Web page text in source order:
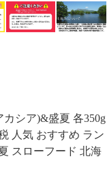
シア)&盛夏 各350g
人気 おすすめ ラン
スローフード 北海